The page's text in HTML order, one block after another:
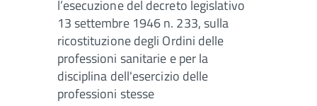
l’esecuzione del decreto legislativo
13 settembre 1946 n. 233, sulla
ricostituzione degli Ordini delle
professioni sanitarie e per la
disciplina dell'esercizio delle
professioni stesse